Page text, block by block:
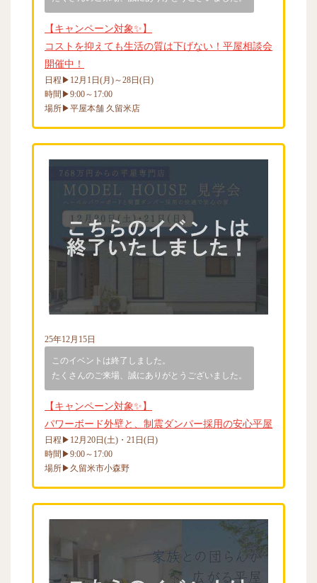
【キャンペーン対象✨】
コストを抑えても生活の質は下げない！平屋相談会
開催中！
日程▶12月1日(月)～28日(日)
時間▶9:00～17:00
場所▶平屋本舗 久留米店
25年12月15日
このイベントは終了しました。
たくさんのご来場、誠にありがとうございました。
【キャンペーン対象✨】
パワーボード外壁と、制震ダンパー採用の安心平屋
日程▶12月20日(土)・21日(日)
時間▶9:00～17:00
場所▶久留米市小森野